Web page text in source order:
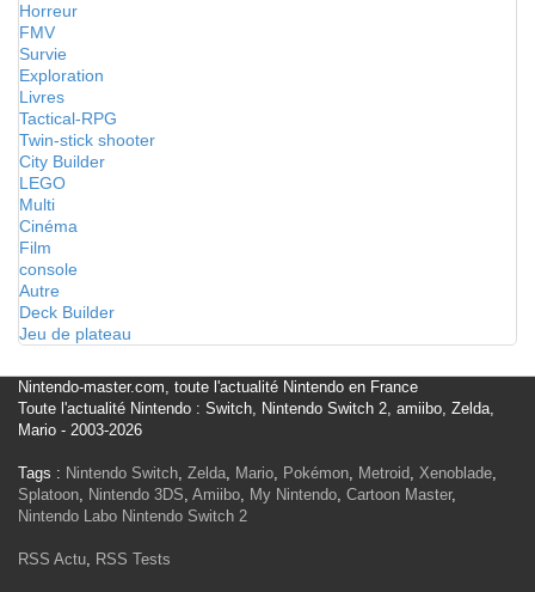
Horreur
FMV
Survie
Exploration
Livres
Tactical-RPG
Twin-stick shooter
City Builder
LEGO
Multi
Cinéma
Film
console
Autre
Deck Builder
Jeu de plateau
Nintendo-master.com, toute l'actualité Nintendo en France
Toute l'actualité Nintendo : Switch, Nintendo Switch 2, amiibo, Zelda,
Mario - 2003-2026
Tags : Nintendo Switch, Zelda, Mario, Pokémon, Metroid, Xenoblade,
Splatoon, Nintendo 3DS, Amiibo, My Nintendo, Cartoon Master,
Nintendo Labo Nintendo Switch 2
RSS Actu, RSS Tests